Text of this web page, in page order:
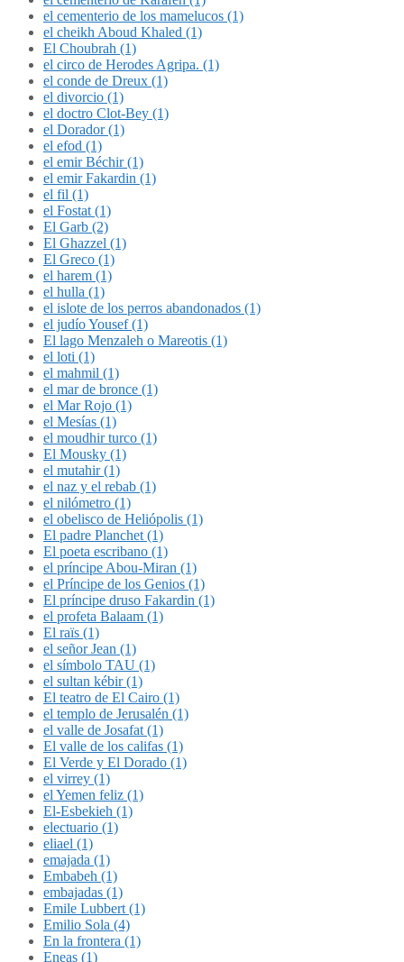
el cementerio de los mamelucos (1)
el cheikh Aboud Khaled (1)
El Choubrah (1)
el circo de Herodes Agripa. (1)
el conde de Dreux (1)
el divorcio (1)
el doctro Clot-Bey (1)
el Dorador (1)
el efod (1)
el emir Béchir (1)
el emir Fakardin (1)
el fil (1)
el Fostat (1)
El Garb (2)
El Ghazzel (1)
El Greco (1)
el harem (1)
el hulla (1)
el islote de los perros abandonados (1)
el judío Yousef (1)
El lago Menzaleh o Mareotis (1)
el loti (1)
el mahmil (1)
el mar de bronce (1)
el Mar Rojo (1)
el Mesías (1)
el moudhir turco (1)
El Mousky (1)
el mutahir (1)
el naz y el rebab (1)
el nilómetro (1)
el obelisco de Heliópolis (1)
El padre Planchet (1)
El poeta escribano (1)
el príncipe Abou-Miran (1)
el Príncipe de los Genios (1)
El príncipe druso Fakardin (1)
el profeta Balaam (1)
El raïs (1)
el señor Jean (1)
el símbolo TAU (1)
el sultan kébir (1)
El teatro de El Cairo (1)
el templo de Jerusalén (1)
el valle de Josafat (1)
El valle de los califas (1)
El Verde y El Dorado (1)
el virrey (1)
el Yemen feliz (1)
El-Esbekieh (1)
electuario (1)
eliael (1)
emajada (1)
Embabeh (1)
embajadas (1)
Emile Lubbert (1)
Emilio Sola (4)
En la frontera (1)
Eneas (1)